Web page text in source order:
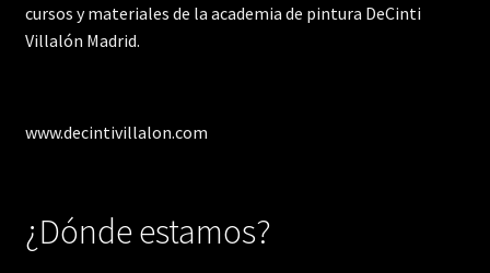
cursos y materiales de la academia de pintura DeCinti
Villalón Madrid.
www.decintivillalon.com
¿Dónde estamos?